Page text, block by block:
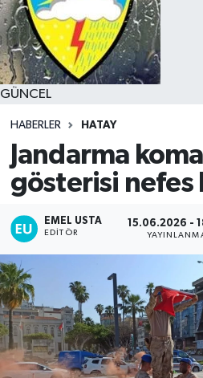
GÜNCEL
HABERLER HATAY
Jandarma
gösterisi nefes
EMEL USTA
EDITÖR
15.06.2026 -